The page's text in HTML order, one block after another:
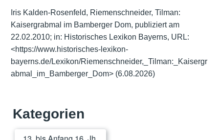
Iris Kalden-Rosenfeld, Riemenschneider, Tilman:
Kaisergrabmal im Bamberger Dom, publiziert am
22.02.2010; in: Historisches Lexikon Bayerns, URL:
<https://www.historisches-lexikon-
bayerns.de/Lexikon/Riemenschneider,_Tilman:_Kaisergr
abmal_im_Bamberger_Dom>(6.08.2026)
Kategorien